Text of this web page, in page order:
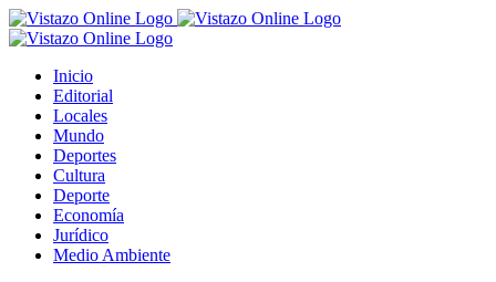
Saltar
al
Inicio
Editorial
Locales
Mundo
Deportes
Cultura
Deporte
Economía
Jurídico
Medio Ambiente